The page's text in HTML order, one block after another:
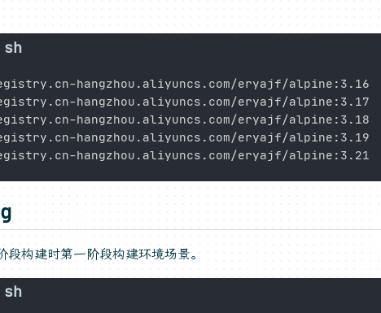
hangzhou.aliyuncs.com/eryajf/alpine:3.16
hangzhou.aliyuncs.com/eryajf/alpine:3.17
hangzhou.aliyuncs.com/eryajf/alpine:3.18
hangzhou.aliyuncs.com/eryajf/alpine:3.19
段构建时第一阶段构建环境场景。